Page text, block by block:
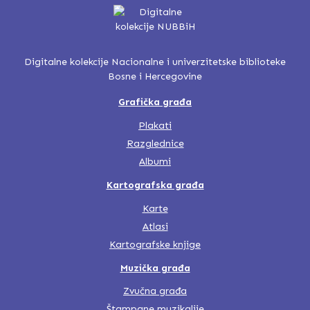
Digitalne kolekcije Nacionalne i univerzitetske biblioteke
Bosne i Hercegovine
Grafička građa
Plakati
Razglednice
Albumi
Kartografska građa
Karte
Atlasi
Kartografske knjige
Muzička građa
Zvučna građa